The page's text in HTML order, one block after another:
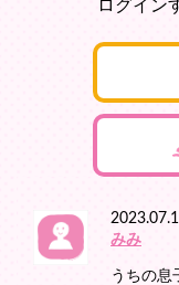
ログイン
みみ
うちの息